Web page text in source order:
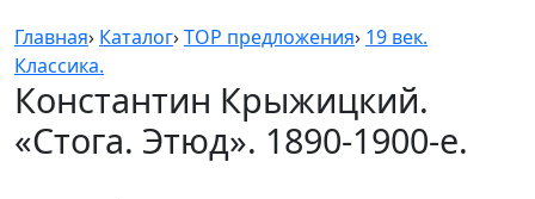
Главная› Каталог›TOP предложения› 19 век.
Классика.
Константин Крыжицкий.
«Стога. Этюд». 1890-1900-е.